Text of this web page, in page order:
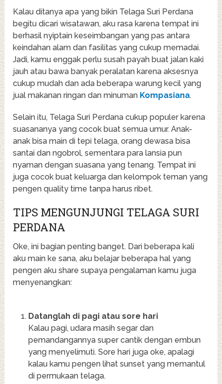
Kalau ditanya apa yang bikin Telaga Suri Perdana
begitu dicari wisatawan, aku rasa karena tempat ini
berhasil nyiptain keseimbangan yang pas antara
keindahan alam dan fasilitas yang cukup memadai.
Jadi, kamu enggak perlu susah payah buat jalan kaki
jauh atau bawa banyak peralatan karena aksesnya
cukup mudah dan ada beberapa warung kecil yang
jual makanan ringan dan minuman Kompasiana.
Selain itu, Telaga Suri Perdana cukup populer karena
suasananya yang cocok buat semua umur. Anak-
anak bisa main di tepi telaga, orang dewasa bisa
santai dan ngobrol, sementara para lansia pun
nyaman dengan suasana yang tenang. Tempat ini
juga cocok buat keluarga dan kelompok teman yang
pengen quality time tanpa harus ribet.
TIPS MENGUNJUNGI TELAGA SURI
PERDANA
Oke, ini bagian penting banget. Dari beberapa kali
aku main ke sana, aku belajar beberapa hal yang
pengen aku share supaya pengalaman kamu juga
menyenangkan:
Datanglah di pagi atau sore hari
Kalau pagi, udara masih segar dan
pemandangannya super cantik dengan embun
yang menyelimuti. Sore hari juga oke, apalagi
kalau kamu pengen lihat sunset yang memantul
di permukaan telaga.